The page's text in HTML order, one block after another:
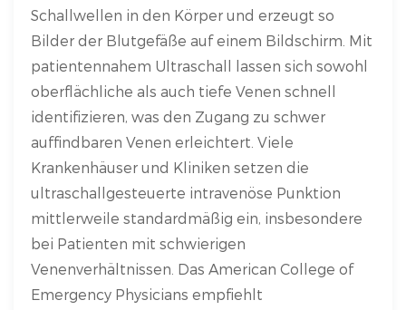
Schallwellen in den Körper und erzeugt so
Bilder der Blutgefäße auf einem Bildschirm. Mit
patientennahem Ultraschall lassen sich sowohl
oberflächliche als auch tiefe Venen schnell
identifizieren, was den Zugang zu schwer
auffindbaren Venen erleichtert. Viele
Krankenhäuser und Kliniken setzen die
ultraschallgesteuerte intravenöse Punktion
mittlerweile standardmäßig ein, insbesondere
bei Patienten mit schwierigen
Venenverhältnissen. Das American College of
Emergency Physicians empfiehlt